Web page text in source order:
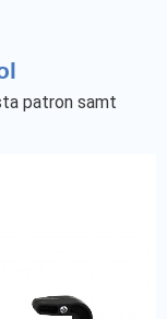
patron samt